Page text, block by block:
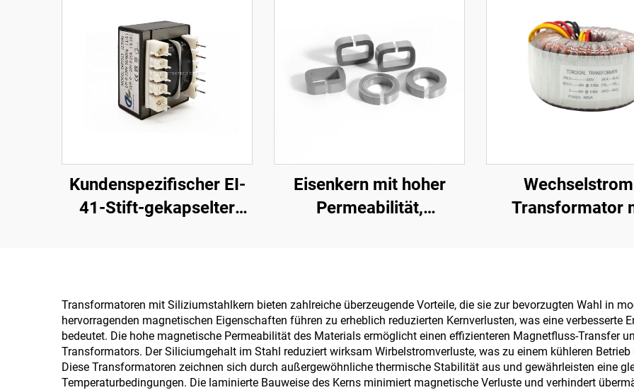
Kundenspezifischer EI-
41-Stift-gekapselter
für 240 V Eingang und
24 V/36 V/380 V
Ausgang, 50 Hz
Frequenz
Eisenkern mit hoher
Permeabilität,
Verlusten, 110 V
Eingang, 380 V Ausgang,
Transformerkern
Transformator
Transformator
Kupferdraht,
Transformator
220 V
Transformatoren mit Siliziumstahlkern bieten zahlreiche überzeugende Vorteile, die sie zur bevorzugten Wahl in
hervorragenden magnetischen Eigenschaften führen zu erheblich reduzierten Kernverlusten, was eine verbesserte
bedeutet. Die hohe magnetische Permeabilität des Materials ermöglicht einen effizienteren Magnetfluss-Transfer
Transformators. Der Siliciumgehalt im Stahl reduziert wirksam Wirbelstromverluste, was zu einem kühleren
Diese Transformatoren zeichnen sich durch außergewöhnliche thermische Stabilität aus und gewährleisten eine
Temperaturbedingungen. Die laminierte Bauweise des Kerns minimiert magnetische Verluste und verhindert